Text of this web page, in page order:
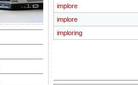
implore
implore
imploring